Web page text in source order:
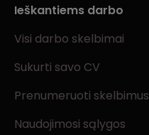
Ieškantiems darbo
Visi darbo skelbimai
Sukurti savo CV
Prenumeruoti skelbimus
Naudojimosi sąlygos